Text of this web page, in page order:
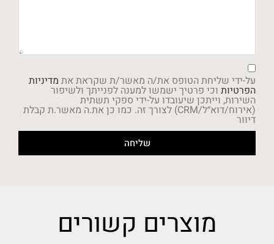
על-ידי שליחת הטופס את/ה מאשר/ת שקראת את מדיניות
הפרטיות וכי פרטיך ישמשו למענה לפנייתך ולשיפור
השירות, וייתכן שיעובדו על-ידי ספקי תשתית
(אירוח/דוא״ל/CRM) לצורך זה. כמו כן את.ה מאשר.ת קבלת
דיוור
שליחה
מוצרים קשורים